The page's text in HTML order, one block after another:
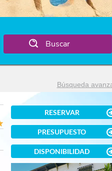
Buscar
Búsqueda
RESERVAR
PRESUPUESTO
DISPONIBILIDAD